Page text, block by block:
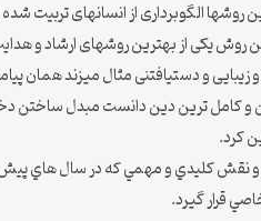
روشها الگوبرداری از انسانهای تربیت
یکی از بهترین روش­های ارشاد و
زیبایی و دست­یافتنی مثال می­زند همان
و كامل ترين دين دانست مبدل ساختن
كرد.
نقش كليدي و مهمي كه در سال هاي پيش
قرار گيرد.